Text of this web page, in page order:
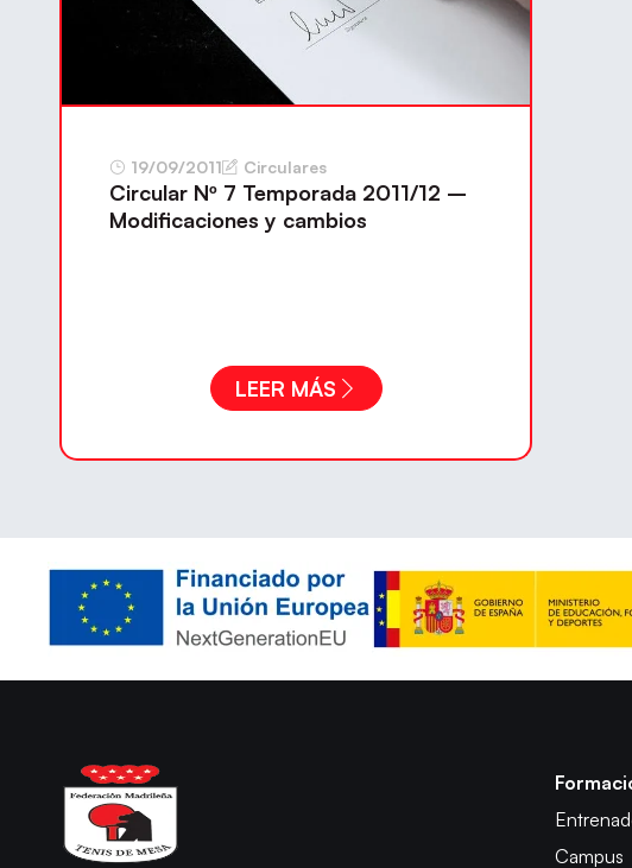
19/09/2011 Circulares
Circular Nº 7 Temporada 2011/12 –
Modificaciones y cambios
LEER MÁS
Campus